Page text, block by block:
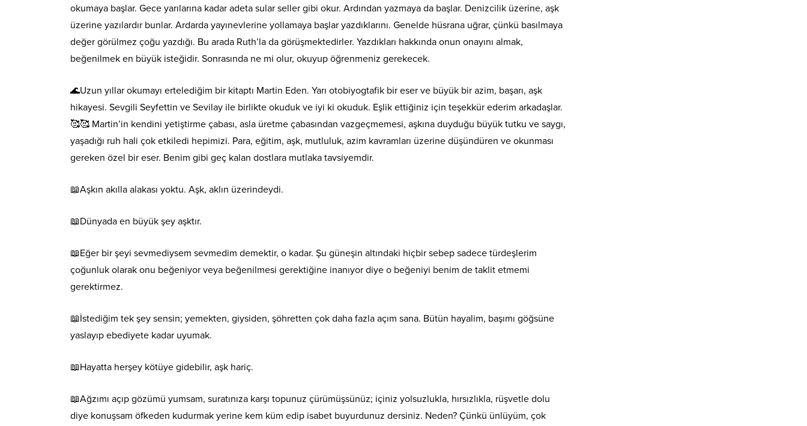
okumaya başlar. Gece yarılarına kadar adeta sular seller gibi okur. Ardından yazmaya da başlar. Denizcilik üzerine, aşk
üzerine yazılardır bunlar. Ardarda yayınevlerine yollamaya başlar yazdıklarını. Genelde hüsrana uğrar, çünkü basılmaya
değer görülmez çoğu yazdığı. Bu arada Ruth’la da görüşmektedirler. Yazdıkları hakkında onun onayını almak,
beğenilmek en büyük isteğidir. Sonrasında ne mi olur, okuyup öğrenmeniz gerekecek.
🌊Uzun yıllar okumayı ertelediğim bir kitaptı Martin Eden. Yarı otobiyogtafik bir eser ve büyük bir azim, başarı, aşk
hikayesi. Sevgili Seyfettin ve Sevilay ile birlikte okuduk ve iyi ki okuduk. Eşlik ettiğiniz için teşekkür ederim arkadaşlar.
🥰🥰 Martin’in kendini yetiştirme çabası, asla üretme çabasından vazgeçmemesi, aşkına duyduğu büyük tutku ve saygı,
yaşadığı ruh hali çok etkiledi hepimizi. Para, eğitim, aşk, mutluluk, azim kavramları üzerine düşündüren ve okunması
gereken özel bir eser. Benim gibi geç kalan dostlara mutlaka tavsiyemdir.
📖Aşkın akılla alakası yoktu. Aşk, aklın üzerindeydi.
📖Dünyada en büyük şey aşktır.
📖Eğer bir şeyi sevmediysem sevmedim demektir, o kadar. Şu güneşin altındaki hiçbir sebep sadece türdeşlerim
çoğunluk olarak onu beğeniyor veya beğenilmesi gerektiğine inanıyor diye o beğeniyi benim de taklit etmemi
gerektirmez.
📖İstediğim tek şey sensin; yemekten, giysiden, şöhretten çok daha fazla açım sana. Bütün hayalim, başımı göğsüne
yaslayıp ebediyete kadar uyumak.
📖Hayatta herşey kötüye gidebilir, aşk hariç.
📖Ağzımı açıp gözümü yumsam, suratınıza karşı topunuz çürümüşsünüz; içiniz yolsuzlukla, hırsızlıkla, rüşvetle dolu
diye konuşsam öfkeden kudurmak yerine kem küm edip isabet buyurdunuz dersiniz. Neden? Çünkü ünlüyüm, çok